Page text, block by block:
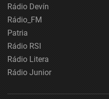
Rádio Devín
Rádio_FM
Patria
Rádio RSI
Rádio Litera
Rádio Junior